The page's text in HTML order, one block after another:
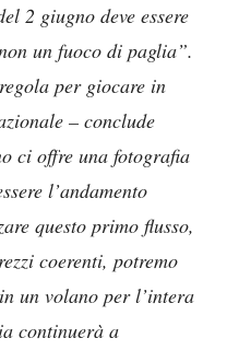
2 giugno deve essere
un fuoco di paglia”.
per giocare in
– conclude
ci offre una fotografia
l’andamento
questo primo flusso,
coerenti, potremo
un volano per l’intera
continuerà a